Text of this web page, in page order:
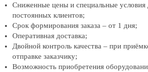
Сниженные цены и специальные условия
постоянных клиентов;
Срок формирования заказа – от 1 дня;
Оперативная доставка;
Двойной контроль качества – при
отправке заказчику;
Возможность приобретения